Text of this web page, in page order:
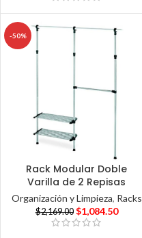
-50%
Rack Modular Doble
Varilla de 2 Repisas
Organización y Limpieza, Racks
$2,169.00 $1,084.50